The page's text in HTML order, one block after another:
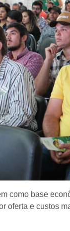
como base
oferta e custos